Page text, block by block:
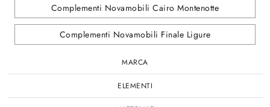
Complementi Novamobili Cairo Montenotte
Complementi Novamobili Finale Ligure
MARCA
ELEMENTI